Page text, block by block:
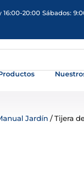
20:00 Sábados:
Jardín / Tijera